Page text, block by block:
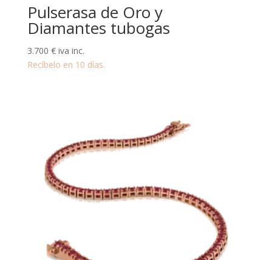
Pulserasa de Oro y
Diamantes tubogas
3.700 € iva inc.
Recíbelo en 10 días.